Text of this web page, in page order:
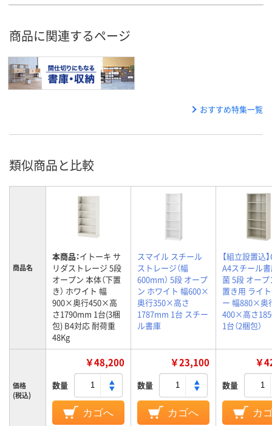
商品に関連するページ
おすすめ特集一覧
類似商品と比較
商品名
本商品：イトーキ サ
リダストレージ 5段
オープン 本体（下置
き） ホワイト 幅
900×奥行450×高
さ1790mm 1台(3梱
包) B4対応 耐荷重
48Kg
スマイル スチール
ストレージ（幅
600mm） 5段 オープ
ン ホワイト 幅600×
奥行350×高さ
1787mm 1台 スチー
ル書庫
【組立設置込
A4スチール
菌 5段 オープ
置き用 ライ
ー 幅880×奥
400×高さ
1台（2梱包）
価格
(税込)
￥48,200
数量
カゴへ
￥23,100
数量
カゴへ
￥
数量
カ